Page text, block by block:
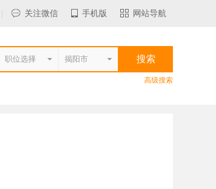
关注微信 手机版 网站导航
高级搜索